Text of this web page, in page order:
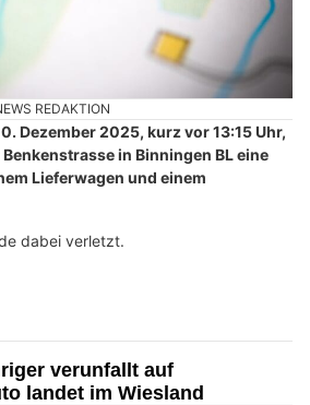
REDAKTION
Dezember 2025, kurz vor 13:15 Uhr,
in Binningen BL eine
Lieferwagen und einem
dabei verletzt.
verunfallt auf
landet im Wiesland